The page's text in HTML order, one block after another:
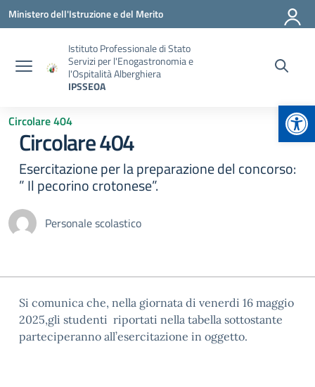
Vai ai contenuti
Vai al menu di navigazione
Vai al footer
Ministero dell'Istruzione e del Merito
Istituto Professionale di Stato
Servizi per l'Enogastronomia e
l'Ospitalità Alberghiera
IPSSEOA
Circolare 404
Circolare 404
Esercitazione per la preparazione del concorso:
” Il pecorino crotonese”.
Personale scolastico
Si comunica che, nella giornata di venerdi 16 maggio
2025,gli studenti riportati nella tabella sottostante
parteciperanno all’esercitazione in oggetto.